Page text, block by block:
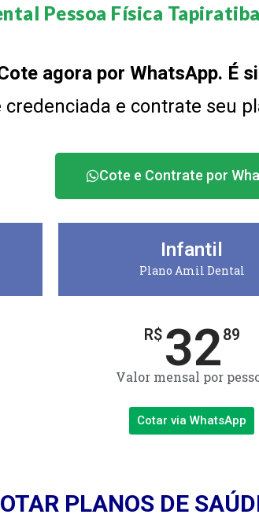
Pessoa Física
agora por WhatsApp. É
credenciada e contrate seu
Cote e Contrate por
Infantil
Plano Amil Dental
R$ 3289
Valor mensal por
Cotar via WhatsApp
PLANOS DE